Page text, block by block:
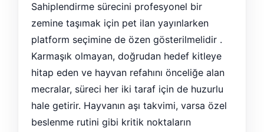
Sahiplendirme sürecini profesyonel bir
zemine taşımak için pet ilan yayınlarken
platform seçimine de özen gösterilmelidir .
Karmaşık olmayan, doğrudan hedef kitleye
hitap eden ve hayvan refahını önceliğe alan
mecralar, süreci her iki taraf için de huzurlu
hale getirir. Hayvanın aşı takvimi, varsa özel
beslenme rutini gibi kritik noktaların